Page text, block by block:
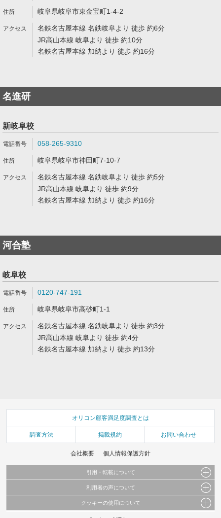
岐阜県岐阜市東金宝町1-4-2
名鉄名古屋本線 名鉄岐阜より 徒歩 約6分
JR高山本線 岐阜より 徒歩 約10分
名鉄名古屋本線 加納より 徒歩 約16分
名進研
新岐阜校
058-265-9310
岐阜県岐阜市神田町7-10-7
名鉄名古屋本線 名鉄岐阜より 徒歩 約5分
JR高山本線 岐阜より 徒歩 約9分
名鉄名古屋本線 加納より 徒歩 約16分
河合塾
岐阜校
0120-747-191
岐阜県岐阜市高砂町1-1
名鉄名古屋本線 名鉄岐阜より 徒歩 約3分
JR高山本線 岐阜より 徒歩 約4分
名鉄名古屋本線 加納より 徒歩 約13分
オリコン顧客満足度調査とは
調査方法 掲載規約 お問い合わせ
会社概要 個人情報保護方針
引用・転載について
当サイトで公開されている情報（文字、写真、イラスト、画像データ等）及びこれらの配
これらの情報を権利者の許可なく無断転載・複製などの二次利用を行うことは固く禁じて
利用者の声について
当サイトに掲載している内容はすべてサービスの利用者が提出された見解・感想です。
クッキーの使用について